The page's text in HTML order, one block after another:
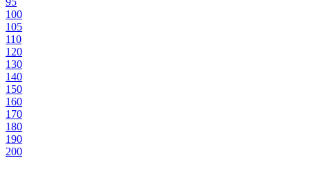
100
105
110
120
130
140
150
160
170
180
190
200